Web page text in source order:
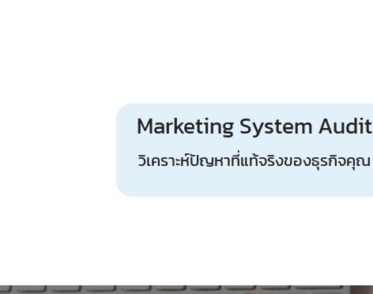
Marketing System Audit
วิเคราะห์ปัญหาที่แท้จริงของธุรกิจคุณ